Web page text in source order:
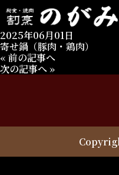
2025年06月01日
寄せ鍋（豚肉・鶏肉）
« 前の記事へ
次の記事へ»